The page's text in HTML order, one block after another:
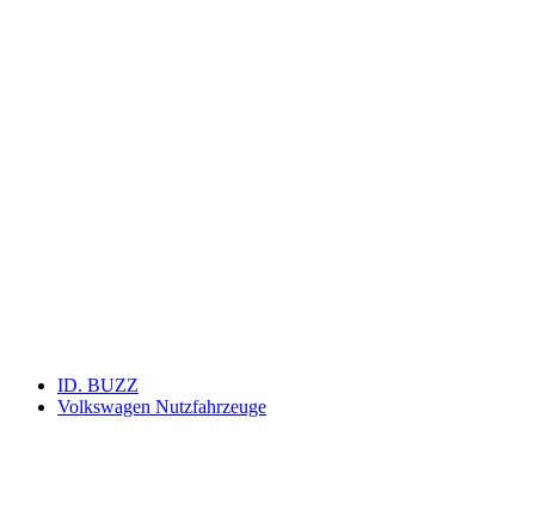
ID. BUZZ
Volkswagen Nutzfahrzeuge